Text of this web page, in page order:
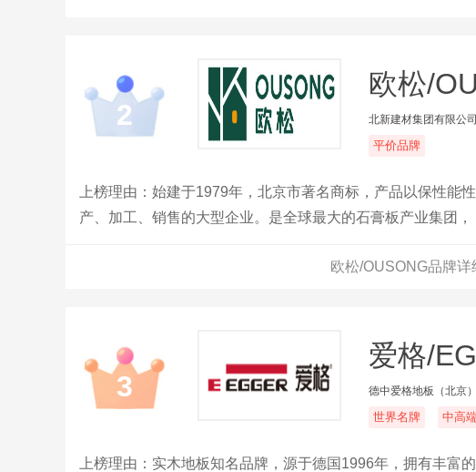
2
欧松/
北新建材集团有限公司
平价品牌
上榜理由：始建于1979年，北京市著名商标，产品以保性能
产、加工、销售的大型企业。是全球最大的石膏板产业集团
欧松/OUSONG品牌
3
爱格/
德中爱格地板（北京
世界名牌 中高
上榜理由：实木地板知名品牌，源于德国1996年，拥有丰富